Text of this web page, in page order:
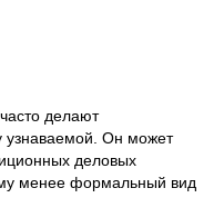
делают
узнаваемой. Он может
деловых
менее формальный вид